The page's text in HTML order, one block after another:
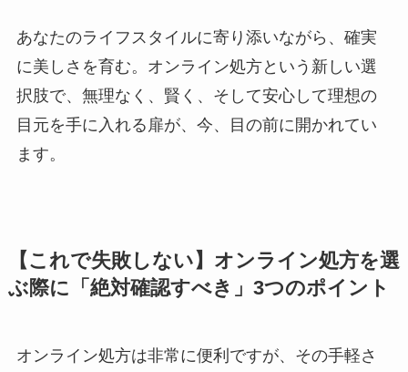
あなたのライフスタイルに寄り添いながら、確実
に美しさを育む。オンライン処方という新しい選
択肢で、無理なく、賢く、そして安心して理想の
目元を手に入れる扉が、今、目の前に開かれてい
ます。
【これで失敗しない】オンライン処方を選
ぶ際に「絶対確認すべき」3つのポイント
オンライン処方は非常に便利ですが、その手軽さ